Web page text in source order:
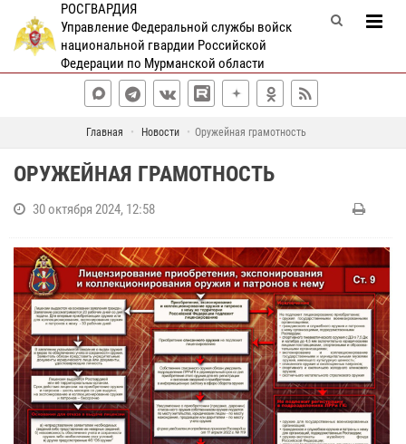
РОСГВАРДИЯ
Управление Федеральной службы войск
национальной гвардии Российской
Федерации по Мурманской области
Главная Новости Оружейная грамотность
ОРУЖЕЙНАЯ ГРАМОТНОСТЬ
30 октября 2024, 12:58